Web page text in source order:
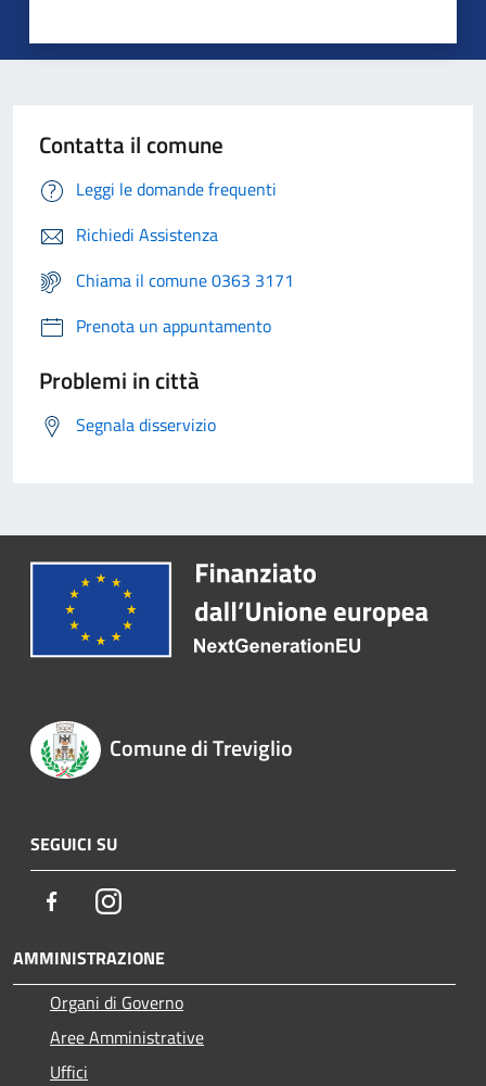
Contatta il comune
Leggi le domande frequenti
Richiedi Assistenza
Chiama il comune 0363 3171
Prenota un appuntamento
Problemi in città
Segnala disservizio
Comune di Treviglio
SEGUICI SU
FacebookInstagram
AMMINISTRAZIONE
Organi di Governo
Aree Amministrative
Uffici